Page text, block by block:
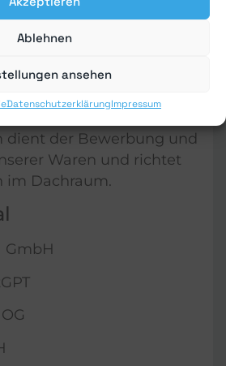
Ablehnen
ansehen
DatenschutzerklärungImpressum
3/6
dient der Bewerbung und
Waren und richtet
im Dachraum.
GmbH